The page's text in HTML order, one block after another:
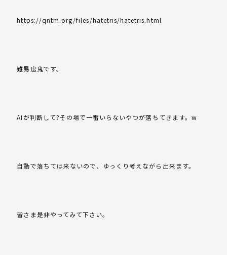
https://qntm.org/files/hatetris/hatetris.html
難易度鬼です。
AIが判断して?その場で一番いらないやつが落ちてきます。w
自動で落ちては来ないので、ゆっくり考えながら出来ます。
皆さま是非やってみて下さい。